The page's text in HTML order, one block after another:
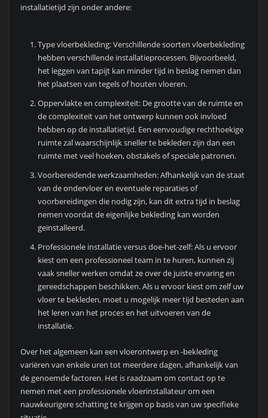
installatietijd zijn onder andere:
Type vloerbekleding: Verschillende soorten vloerbekleding
hebben verschillende installatieprocessen. Bijvoorbeeld,
het leggen van tapijt kan minder tijd in beslag nemen dan
het plaatsen van tegels of houten vloeren.
Oppervlakte en complexiteit: De grootte van de ruimte en
de complexiteit van het ontwerp kunnen ook invloed
hebben op de installatietijd. Een eenvoudige rechthoekige
ruimte zal waarschijnlijk sneller te bekleden zijn dan een
ruimte met veel hoeken, obstakels of speciale patronen.
Voorbereidende werkzaamheden: Afhankelijk van de staat
van de ondervloer en eventuele reparaties of
voorbereidingen die nodig zijn, kan dit extra tijd in beslag
nemen voordat de eigenlijke bekleding kan worden
geïnstalleerd.
Professionele installatie versus doe-het-zelf: Als u ervoor
kiest om een professioneel team in te huren, kunnen zij
vaak sneller werken omdat ze over de juiste ervaring en
gereedschappen beschikken. Als u ervoor kiest om zelf uw
vloer te bekleden, moet u mogelijk meer tijd besteden aan
het leren van het proces en het uitvoeren van de
installatie.
Over het algemeen kan een vloerontwerp en -bekleding
variëren van enkele uren tot meerdere dagen, afhankelijk van
de genoemde factoren. Het is raadzaam om contact op te
nemen met een professionele vloerinstallateur om een
nauwkeurigere schatting te krijgen op basis van uw specifieke